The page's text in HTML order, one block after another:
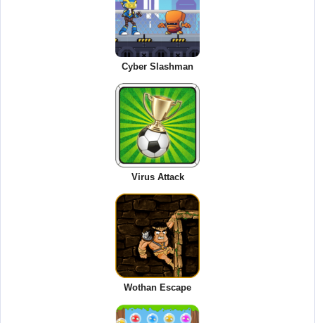
Cyber Slashman
Virus Attack
Wothan Escape